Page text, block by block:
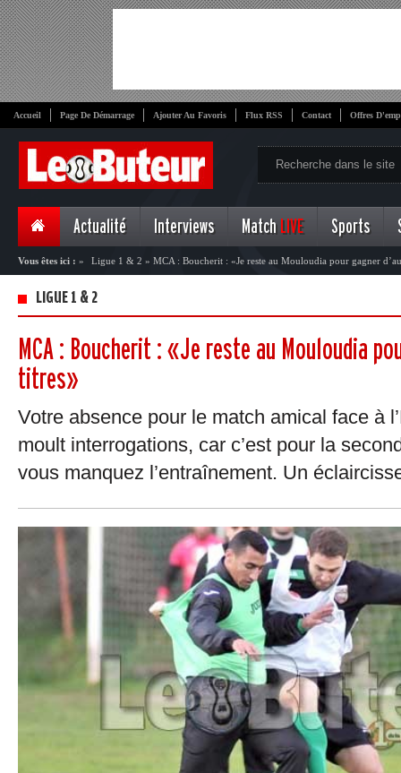
Accueil Page De Démarrage Ajouter Au Favoris Flux RSS Contact Offres
Actualité Interviews Match LIVE Sports
Vous êtes ici : » Ligue 1 & 2 » MCA : Boucherit : «Je reste au Mouloudia pour gagner
LIGUE 1 & 2
MCA : Boucherit : «Je reste au Mouloudia
titres»
Votre absence pour le match amical face à
moult interrogations, car c’est pour la
vous manquez l’entraînement. Un